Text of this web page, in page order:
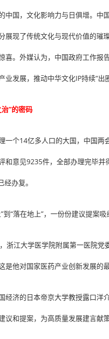
中国，文化影响力与日俱增。
展现了传统文化与现代价值的璀
喜。外媒认为，中国政府工作报
业发展，推动中华文化IP持续“出
”的密码
一个14亿多人口的大国，中国
和意见9235件，全部办理完毕
办复。
到“落在地上”，一份份建议提案
浙江大学医学院附属第一医院
是他对国家医药产业创新发展的最
经济的日本帝京大学教授露口洋
议和提案，为高质量发展建言献策